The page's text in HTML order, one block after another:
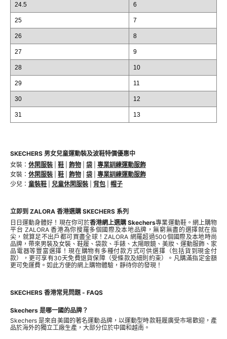
24.5 6
25 7
26 8
27 9
28 10
29 11
30 12
31 13
SKECHERS 男女兒童運動裝及波鞋特價優惠中
女裝： 休閑服裝 鞋 飾物 袋
專業訓練運動服飾
女裝： 休閑服裝 鞋 飾物 袋
專業訓練運動服飾
少兒： 童裝鞋 兒童休閑服裝 背包 帽子
立即到 ZALORA 香港選購 SKECHERS 系列
日日運動身體好！現在你可於香港網上選購 Skechers專業運動鞋。網上購物
平台 ZALORA 香港為你搜羅多個國際及本地品牌，無窮無盡的選擇就在指
尖，就算足不出戶都可買盡全球！ZALORA 網羅超過500個國際及本地時尚
品牌，帶來男裝及女裝、鞋履、袋款、手錶、太陽眼鏡、美妝、運動服飾、家
品電器等豐富選擇！現在購物有多種付款方式可供選擇（包括貨到現金付
款），更可享有30天免費退貨保障（受條款及細則約束）。凡購滿指定金額
更可免運費。如此方便的網上購物體驗，靜待你的發現！
SKECHERS 香港常見問題 - FAQS
Skechers 是哪一國的品牌？
Skechers 是來自美國的著名運動品牌，以運動型時款鞋履廣受市場歡迎，產
品於海外的獨立工廠生產，大部分位於中國和越南。